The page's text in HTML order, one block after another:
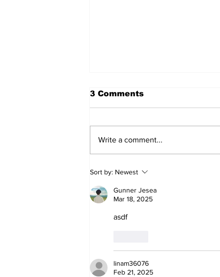
हिंदू समाज में समाप्त हो भेद भाव:
Narendra Thakur
3 Comments
Write a comment...
Sort by: Newest
Gunner Jesea
Mar 18, 2025
asdf
linam36076
Feb 21, 2025